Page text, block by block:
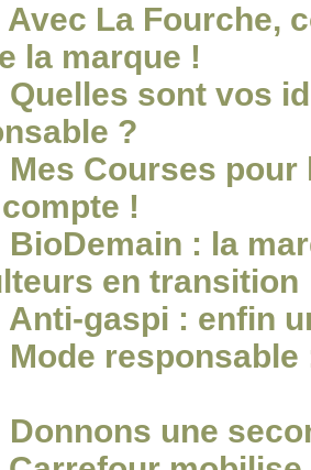
Avec La Fourche,
la marque !
Quelles sont vos
?
Mes Courses pour
!
BioDemain : la
en transition
Anti-gaspi : enfin
Mode
Donnons une